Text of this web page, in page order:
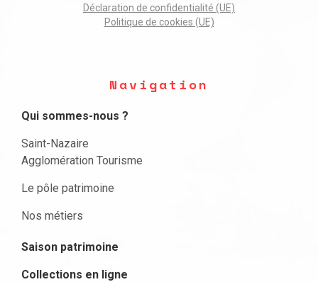
Déclaration de confidentialité (UE)
Politique de cookies (UE)
Navigation
Qui sommes-nous ?
Saint-Nazaire
Agglomération Tourisme
Le pôle patrimoine
Nos métiers
Saison patrimoine
Collections en ligne